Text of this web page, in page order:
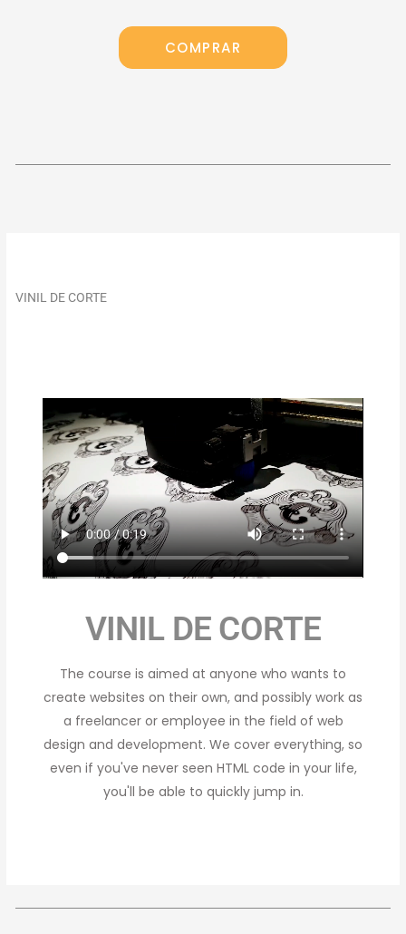
COMPRAR
VINIL DE CORTE
VINIL DE CORTE
The course is aimed at anyone who wants to
create websites on their own, and possibly work as
a freelancer or employee in the field of web
design and development. We cover everything, so
even if you've never seen HTML code in your life,
you'll be able to quickly jump in.